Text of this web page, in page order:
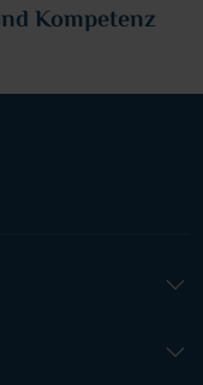
Kompetenz